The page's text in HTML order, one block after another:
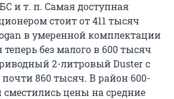
и т. п. Самая доступная
стоит от 411 тысяч
в умеренной комплектации
теперь без малого в 600 тысяч
2-литровый Duster с
860 тысяч. В район 600-
сместились цены на средние